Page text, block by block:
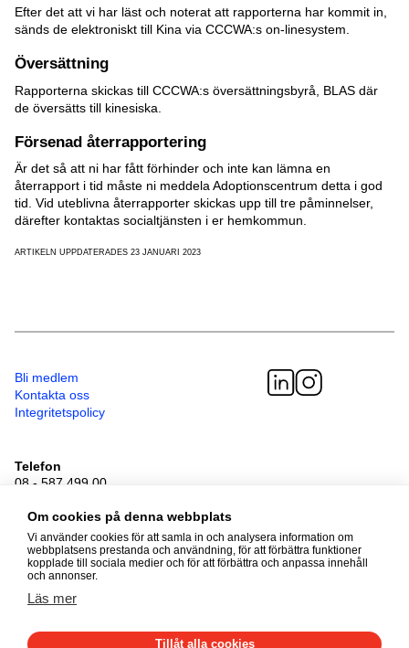
Efter det att vi har läst och noterat att rapporterna har kommit in,
sänds de elektroniskt till Kina via CCCWA:s on-linesystem.
Översättning
Rapporterna skickas till CCCWA:s översättningsbyrå, BLAS där
de översätts till kinesiska.
Försenad återrapportering
Är det så att ni har fått förhinder och inte kan lämna en
återrapport i tid måste ni meddela Adoptionscentrum detta i god
tid. Vid uteblivna återrapporter skickas upp till tre påminnelser,
därefter kontaktas socialtjänsten i er hemkommun.
ARTIKELN UPPDATERADES 23 JANUARI 2023
Bli medlem
Kontakta oss
Integritetspolicy
Telefon
08 - 587 499 00
Sveavägen 41
111 34 Stockholm
Alla rättigheter förbehållna
Om cookies på denna webbplats
Vi använder cookies för att samla in och analysera information om
webbplatsens prestanda och användning, för att förbättra funktioner
kopplade till sociala medier och för att förbättra och anpassa innehåll
och annonser.
Läs mer
Tillåt alla cookies